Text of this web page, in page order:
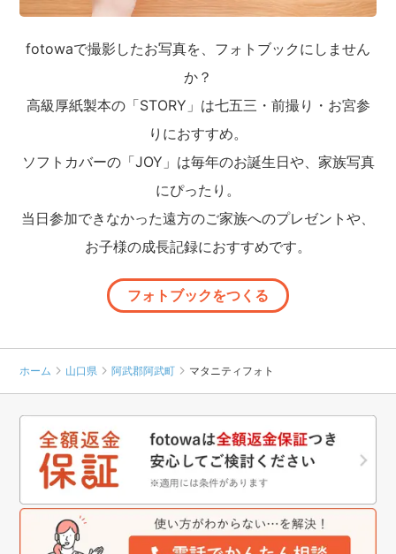
fotowaで撮影したお写真を、フォトブックにしません
か？
高級厚紙製本の「STORY」は七五三・前撮り・お宮参
りにおすすめ。
ソフトカバーの「JOY」は毎年のお誕生日や、家族写真
にぴったり。
当日参加できなかった遠方のご家族へのプレゼントや、
お子様の成長記録におすすめです。
フォトブックをつくる
ホーム 山口県 阿武郡阿武町 マタニティフォト